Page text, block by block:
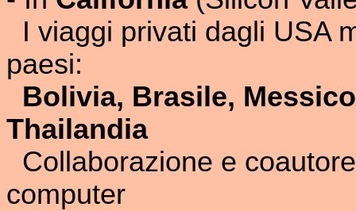
I viaggi privati dagli USA
paesi:
Bolivia, Brasile,
Thailandia
Collaborazione e
computer